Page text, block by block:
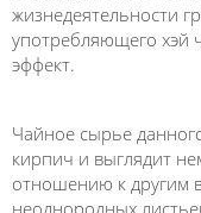
жизнедеятельности
употребляющего
эффект.
Чайное сырье
кирпич и выглядит
отношению к другим
неоднородных